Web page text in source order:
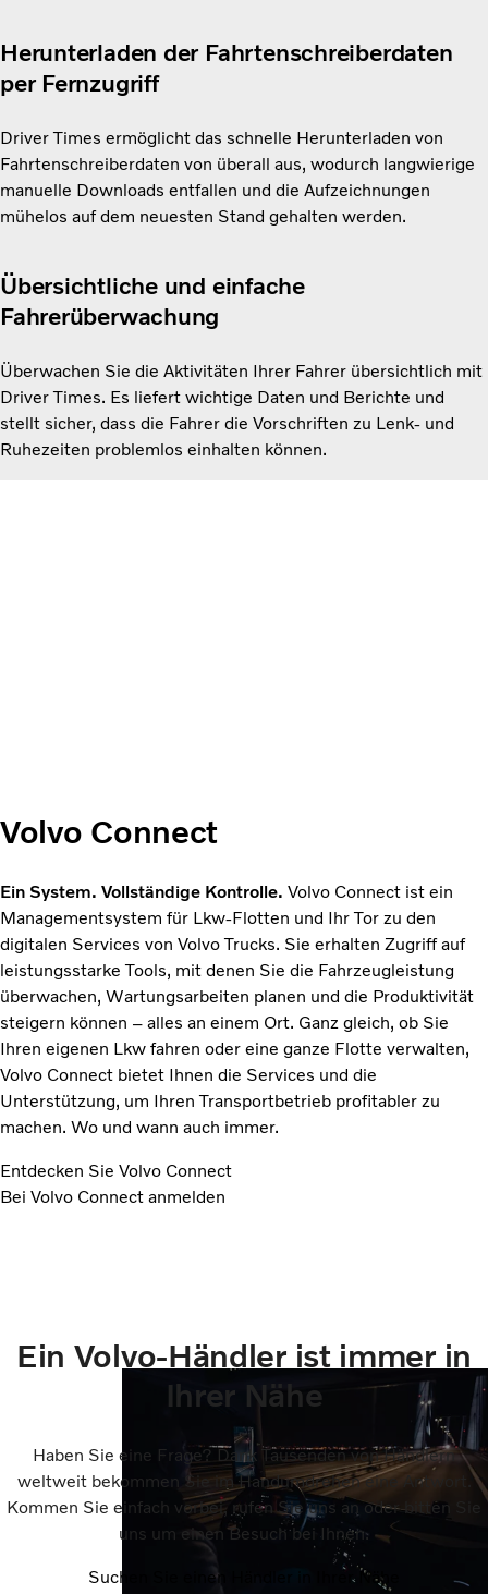
Herunterladen der Fahrtenschreiberdaten
per Fernzugriff
Driver Times ermöglicht das schnelle Herunterladen von
Fahrtenschreiberdaten von überall aus, wodurch langwierige
manuelle Downloads entfallen und die Aufzeichnungen
mühelos auf dem neuesten Stand gehalten werden.
Übersichtliche und einfache
Fahrerüberwachung
Überwachen Sie die Aktivitäten Ihrer Fahrer übersichtlich mit
Driver Times. Es liefert wichtige Daten und Berichte und
stellt sicher, dass die Fahrer die Vorschriften zu Lenk- und
Ruhezeiten problemlos einhalten können.
Volvo Connect
Ein System. Vollständige Kontrolle. Volvo Connect ist ein
Managementsystem für Lkw-Flotten und Ihr Tor zu den
digitalen Services von Volvo Trucks. Sie erhalten Zugriff auf
leistungsstarke Tools, mit denen Sie die Fahrzeugleistung
überwachen, Wartungsarbeiten planen und die Produktivität
steigern können – alles an einem Ort. Ganz gleich, ob Sie
Ihren eigenen Lkw fahren oder eine ganze Flotte verwalten,
Volvo Connect bietet Ihnen die Services und die
Unterstützung, um Ihren Transportbetrieb profitabler zu
machen. Wo und wann auch immer.
Entdecken Sie Volvo Connect
Bei Volvo Connect anmelden
Ein Volvo-Händler ist immer in
Ihrer Nähe
Haben Sie eine Frage? Dank Tausenden von Händlern
weltweit bekommen Sie im Handumdrehen eine Antwort.
Kommen Sie einfach vorbei, rufen Sie uns an oder bitten Sie
uns um einen Besuch bei Ihnen.
Suchen Sie einen Händler in Ihrer Nähe